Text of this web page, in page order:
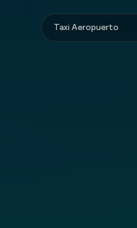
Taxi Aeropuerto